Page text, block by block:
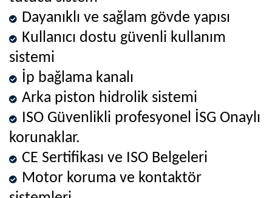
Dayanıklı ve sağlam gövde yapısı
Kullanıcı dostu güvenli kullanım
sistemi
İp bağlama kanalı
Arka piston hidrolik sistemi
ISO Güvenlikli profesyonel İSG Onaylı
korunaklar.
CE Sertifikası ve ISO Belgeleri
Motor koruma ve kontaktör